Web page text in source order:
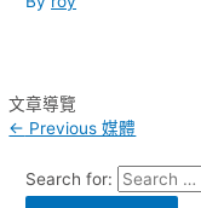
文章導覽
← Previous 媒體
Search for: